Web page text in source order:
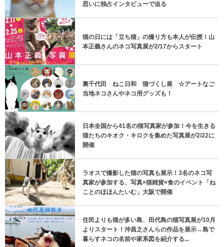
思いに独占インタビューで迫る
猫の日には「立ち猫」の撮り方も本人が伝授！山
本正義さんのネコ写真展が2/17からスタート
裏千代田 ねこ日和 猫づくし展 ☆アートなご
当地ネコさんやネコ用グッズも！
日本全国から41名の猫写真家が参加！今を生きる
猫たちのキオク・キロクを集めた写真展が2/22に
開催
ラオスで撮影した猫の写真も展示！3名のネコ写
真家が参加する、写真×猫雑貨×食のイベント「ね
ことのほほんたいむ」大阪で開催
住民よりも猫が多い島、田代島の猫写真展が10月
よりスタート！沖昌之さんらの作品を展示→島で
暮らすネコの名前や家系図を紹介する...